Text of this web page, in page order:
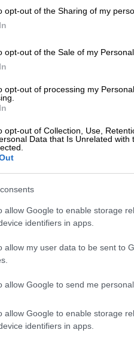
opt-out of the Sharing of my
opt-out of the Sale of my Personal
opt-out of processing my
opt-out of Collection, Use,
Data that Is Unrelated with
allow Google to enable storage
identifiers in apps.
allow my user data to be sent to
allow Google to send me
allow Google to enable storage
identifiers in apps.
ότι θα
του, πως
φροντίσει όλα αυτά
ότι εκείνος είχε
έφερε στον κόσμο
παιδιά. Ξέρω ότι ο
Παρά τις
ότι ο Θεός θα με
λέει χαρακτηριστικά.
της- τα τρία
μέλλον τους είναι
ότι δεν θέλει
αυτή μιας άλλης